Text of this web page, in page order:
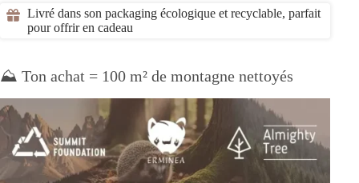
Livré dans son packaging écologique et recyclable, parfait
pour offrir en cadeau
⛰️ Ton achat = 100 m² de montagne nettoyés